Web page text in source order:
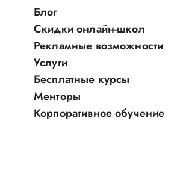
Блог
Скидки онлайн-школ
Рекламные возможности
Услуги
Бесплатные курсы
Менторы
Корпоративное обучение